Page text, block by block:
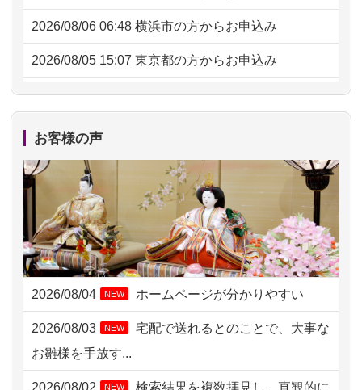
2026/08/06 06:48 横浜市の方からお申込み
2026/08/05 15:07 東京都の方からお申込み
2026/08/05 11:33 神奈川の方からお申込み
2026/08/04 17:34
2026/08/04 15:40 千葉県の方からお申込み
2026/08/04 14:04 東京都の方からお申込み
2026/08/04 00:38 中野区の方からお申込み
2026/08/03 21:17 愛知県の方からお申込み
2026/08/02 18:47 虎ノ門の方からお申込み
2026/08/02 11:15 千葉県の方からお申込み
お客様の声
2026/08/04 NEW ホームページが分かりやすい
2026/08/03 NEW
宅配で送れるとのことで、大事な
お雛様を手放す...
NEW